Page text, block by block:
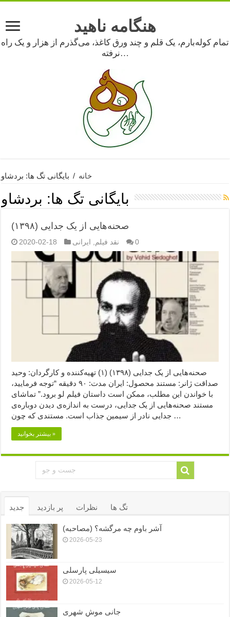
هنگامه ناهید
تمام کوله‌بارم، یک قلم و چند ورق کاغذ، می‌گذرم از هزار و یک راه
نرفته…
خانه / بایگانی تگ ها: بردشاو
بایگانی تگ ها: بردشاو
صحنه‌هایی از یک جدایی (۱۳۹۸)
2020-02-18 نقد فیلم ایرانی 0
صحنه‌هایی از یک جدایی (۱۳۹۸) (۱) تهیه‌کننده و کارگردان: وحید
صداقت ژانر: مستند محصول: ایران مدت: ۹۰ دقیقه “توجه فرمایید،‌
با خواندن این مطلب، ممکن است داستان فیلم لو برود.” تماشای
مستند صحنه‌هایی از یک جدایی، درست به اندازه‌ی دیدن دوباره‌ی
جدایی نادر از سیمین جذاب است. مستندی که چون …
بیشتر بخوانید »
جدید پر بازدید نظرات تگ ها
آشر باوم چه مرگشه؟ (مصاحبه)
2026-05-23
سیسیلی پارسلی
2026-05-12
جانی موشِ شهری